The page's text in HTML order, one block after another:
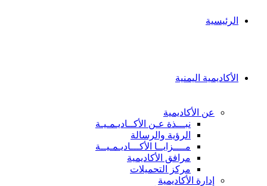
الرئيسية
الأكاديمية اليمنية
عن الأكاديمية
نبـــذة عـن الأكــاديـمـيـة
الرؤية والرسالة
مــــزايــا الأكـــاديـمـيــة
مرافق الأكاديمية
مركز التحميلات
إدارة الأكاديمية